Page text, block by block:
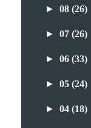
►08(26)
►07(26)
►06(33)
►05(24)
►04(18)